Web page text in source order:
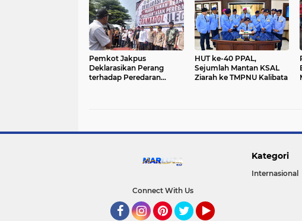
Membangun Desa
Wujudkan Hunian Layak
Pemkot Jakpus
Deklarasikan Perang
terhadap Peredaran
HUT ke-40 PPAL,
Sejumlah Mantan KSAL
Ziarah ke TMPNU Kalibata
Connect With Us
Kategori
Internasional